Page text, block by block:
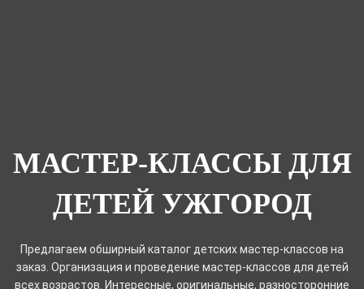
МАСТЕР-КЛАССЫ ДЛЯ
ДЕТЕЙ УЖГОРОД
Предлагаем обширный каталог детских мастер-классов на
заказ. Организация и проведение мастер-классов для детей
всех возрастов. Интересные, оригинальные, разносторонние